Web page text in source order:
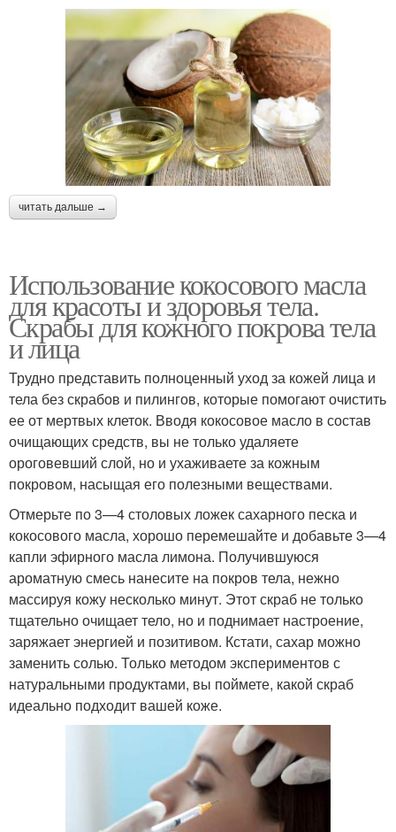
читать дальше →
Использование кокосового масла
для красоты и здоровья тела.
Скрабы для кожного покрова тела
и лица
Трудно представить полноценный уход за кожей лица и
тела без скрабов и пилингов, которые помогают очистить
ее от мертвых клеток. Вводя кокосовое масло в состав
очищающих средств, вы не только удаляете
ороговевший слой, но и ухаживаете за кожным
покровом, насыщая его полезными веществами.
Отмерьте по 3—4 столовых ложек сахарного песка и
кокосового масла, хорошо перемешайте и добавьте 3—4
капли эфирного масла лимона. Получившуюся
ароматную смесь нанесите на покров тела, нежно
массируя кожу несколько минут. Этот скраб не только
тщательно очищает тело, но и поднимает настроение,
заряжает энергией и позитивом. Кстати, сахар можно
заменить солью. Только методом экспериментов с
натуральными продуктами, вы поймете, какой скраб
идеально подходит вашей коже.